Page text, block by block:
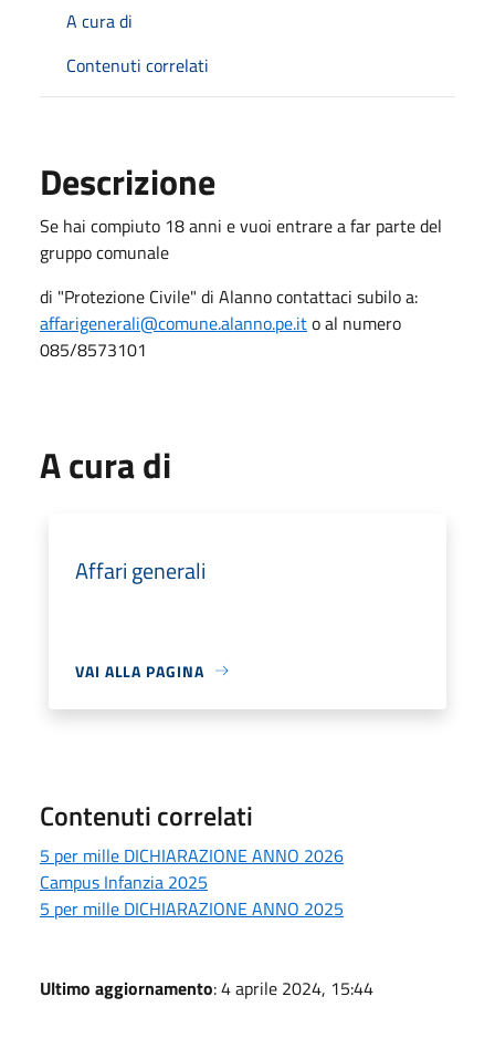
A cura di
Contenuti correlati
Descrizione
Se hai compiuto 18 anni e vuoi entrare a far parte del
gruppo comunale
di "Protezione Civile" di Alanno contattaci subilo a:
affarigenerali@comune.alanno.pe.ito al numero
085/8573101
A cura di
Affari generali
VAI ALLA PAGINA
Contenuti correlati
5 per mille DICHIARAZIONE ANNO 2026
Campus Infanzia 2025
5 per mille DICHIARAZIONE ANNO 2025
Ultimo aggiornamento: 4 aprile 2024, 15:44